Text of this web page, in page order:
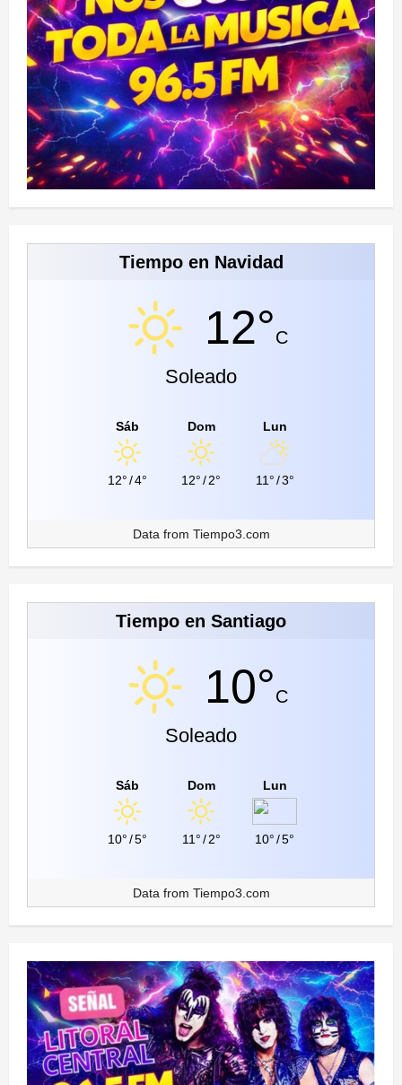
Tiempo en Navidad
12°C
Soleado
Sáb
12°/4°
Dom
12°/2°
Lun
11°/3°
Data from Tiempo3.com
Tiempo en Santiago
10°C
Soleado
Sáb
10°/5°
Dom
11°/ 2°
Lun
10°/5°
Data from Tiempo3.com